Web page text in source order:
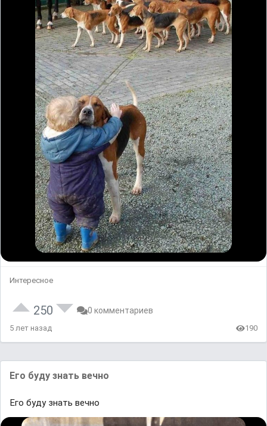
Интересное
250 0 комментариев
5 лет назад 190
Его буду знать вечно
Его буду знать вечно